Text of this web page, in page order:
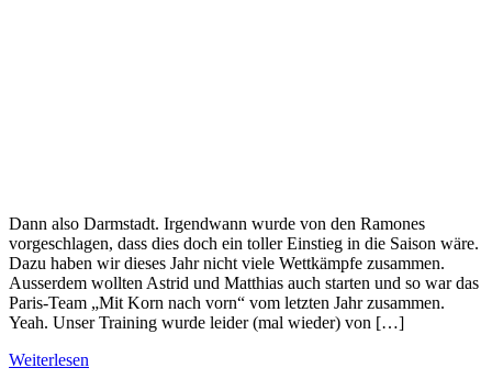
Dann also Darmstadt. Irgendwann wurde von den Ramones
vorgeschlagen, dass dies doch ein toller Einstieg in die Saison wäre.
Dazu haben wir dieses Jahr nicht viele Wettkämpfe zusammen.
Ausserdem wollten Astrid und Matthias auch starten und so war das
Paris-Team „Mit Korn nach vorn“ vom letzten Jahr zusammen.
Yeah. Unser Training wurde leider (mal wieder) von […]
Weiterlesen